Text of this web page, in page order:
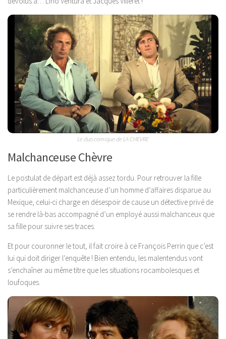
Le duo comique de LA CHEVRE
Malchanceuse Chèvre
Le postulat de départ est déjà assez tordu. Pour retrouver la fille
particulièrement malchanceuse d’un homme d’affaires disparue au
Mexique, celui-ci charge en désespoir de cause un détective privé de
se rendre là-bas accompagné d’un employé aussi malchanceux que
sa fille pour suivre ses traces.
Et pour couronner le tout, il fait croire à ce François Perrin que c’est
lui qui doit diriger l’enquête ! Bien entendu, les malentendus vont
s’enchaîner au même titre que les situations rocambolesques et
loufoques.